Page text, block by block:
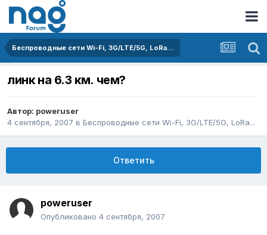
Беспроводные сети Wi-Fi, 3G/LTE/5G, LoRa...
линк на 6.3 км. чем?
Автор: poweruser
4 сентября, 2007 в Беспроводные сети Wi-Fi, 3G/LTE/5G, LoRa...
Ответить
poweruser
Опубликовано 4 сентября, 2007